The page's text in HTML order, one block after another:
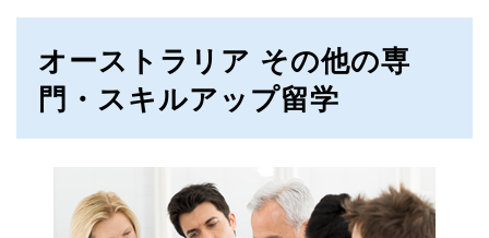
オーストラリア その他の専
門・スキルアップ留学